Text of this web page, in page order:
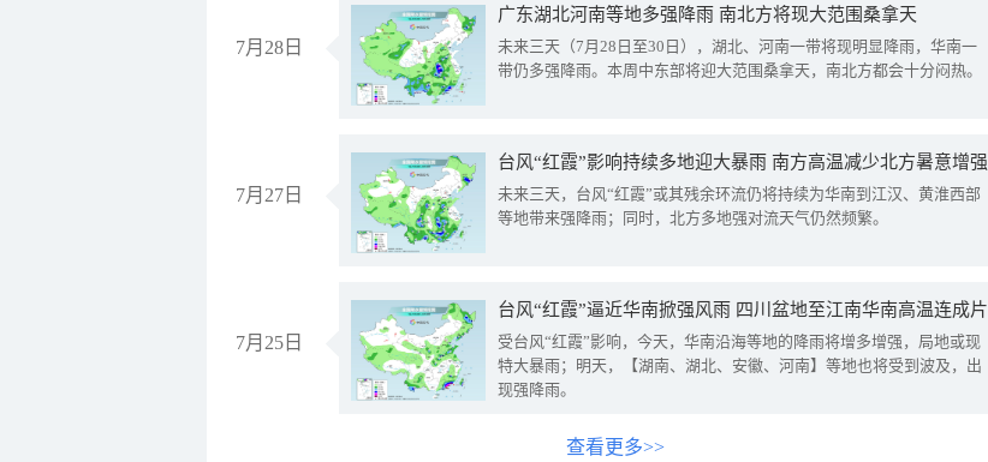
7月28日
广东湖北河南等地多强降雨 南北方将现大范围桑拿天
未来三天（7月28日至30日），湖北、河南一带将现明显降雨，华南一
带仍多强降雨。本周中东部将迎大范围桑拿天，南北方都会十分闷热。
7月27日
台风“红霞”影响持续多地迎大暴雨 南方高温减少北方暑意增强
未来三天，台风“红霞”或其残余环流仍将持续为华南到江汉、黄淮西部
等地带来强降雨；同时，北方多地强对流天气仍然频繁。
7月25日
台风“红霞”逼近华南掀强风雨 四川盆地至江南华南高温连成片
受台风“红霞”影响，今天，华南沿海等地的降雨将增多增强，局地或现
特大暴雨；明天，【湖南、湖北、安徽、河南】等地也将受到波及，出
现强降雨。
查看更多>>